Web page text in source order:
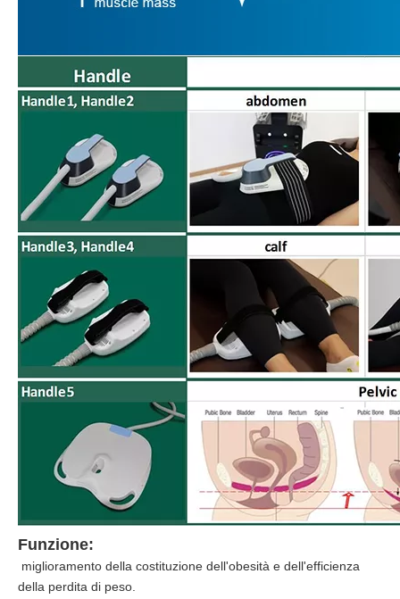
Funzione:
miglioramento della costituzione dell'obesità e dell'efficienza
della perdita di peso.